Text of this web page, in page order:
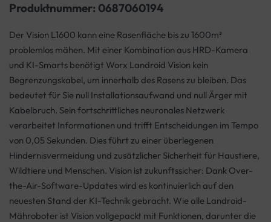
Produktnummer: 0687060194
Der Vision L1600 kann eine Rasenfläche bis zu 1600m²
problemlos mähen. Mit einer Kombination aus HRD-Kamera
und KI-Smarts benötigt Worx Landroid Vision kein
Begrenzungskabel, um innerhalb des Rasens zu bleiben. Das
bedeutet für Sie null Installationsaufwand und null Ärger mit
Kabelbruch. Sein fortschrittliches neuronales Netzwerk
verarbeitet Informationen und trifft Entscheidungen im Tempo
von 0,05 Sekunden. Dies führt zu einer überlegenen
Hindernisvermeidung und zusätzlicher Sicherheit für Haustiere,
Wildtiere und Menschen. Vision ist zukunftssicher: Dank Over-
the-Air-Software-Updates wird es kontinuierlich auf den
neuesten Stand der KI-Technik gebracht. Wie alle Landroid-
Mähroboter ist Vision vollgepackt mit Funktionen, darunter die